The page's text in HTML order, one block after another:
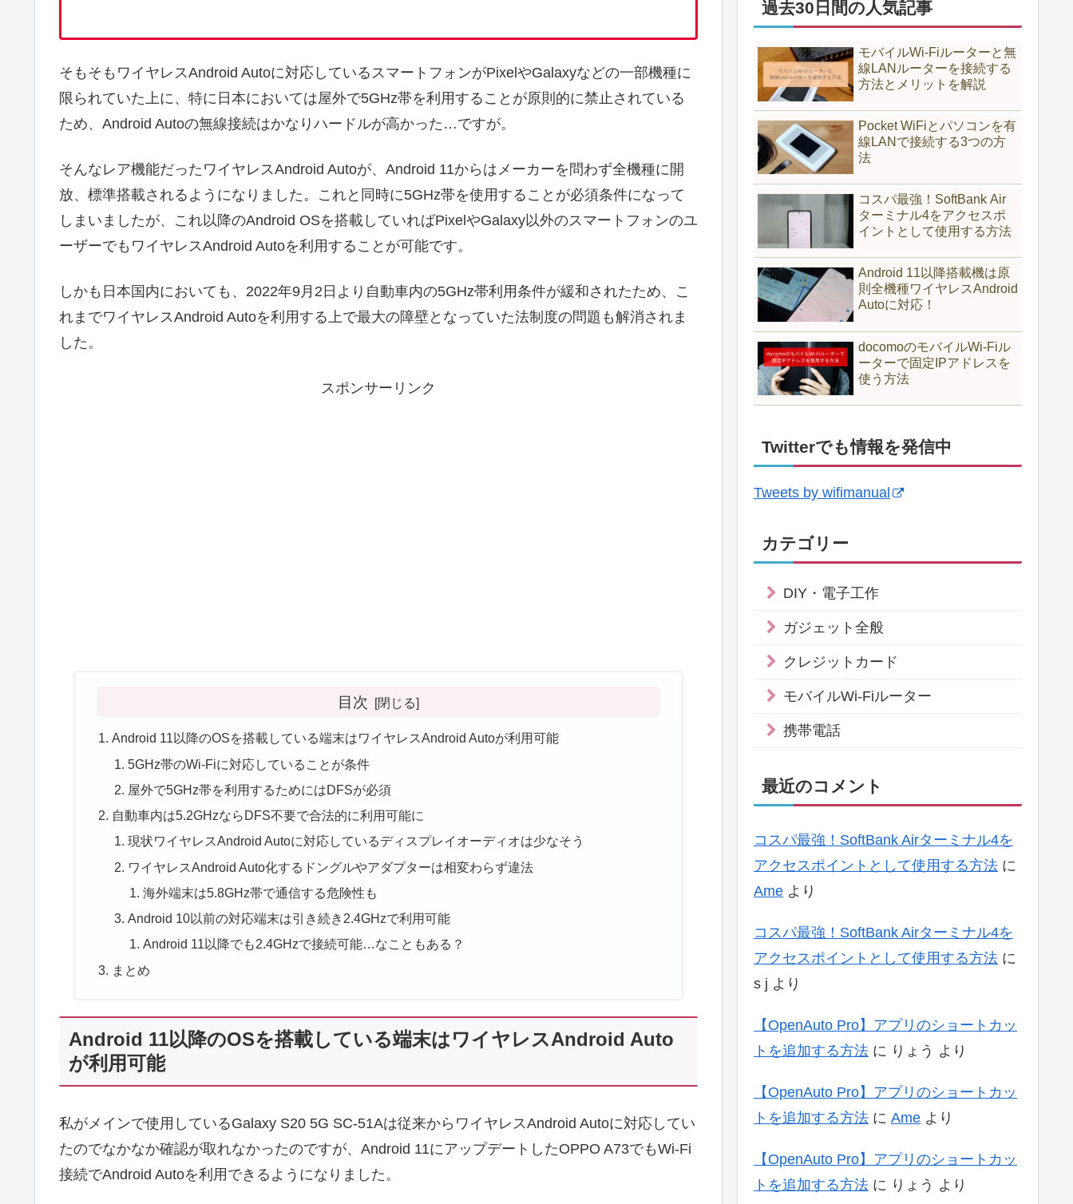
そもそもワイヤレスAndroid Autoに対応しているスマートフォンがPixelやGalaxyなどの一部機種に
限られていた上に、特に日本においては屋外で5GHz帯を利用することが原則的に禁止されている
ため、Android Autoの無線接続はかなりハードルが高かった…ですが。
そんなレア機能だったワイヤレスAndroid Autoが、Android 11からはメーカーを問わず全機種に開
放、標準搭載されるようになりました。これと同時に5GHz帯を使用することが必須条件になって
しまいましたが、これ以降のAndroid OSを搭載していればPixelやGalaxy以外のスマートフォンのユ
ーザーでもワイヤレスAndroid Autoを利用することが可能です。
しかも日本国内においても、2022年9月2日より自動車内の5GHz帯利用条件が緩和されたため、こ
れまでワイヤレスAndroid Autoを利用する上で最大の障壁となっていた法制度の問題も解消されま
した。
スポンサーリンク
目次
Android 11以降のOSを搭載している端末はワイヤレスAndroid Autoが利用可能
5GHz帯のWi-Fiに対応していることが条件
屋外で5GHz帯を利用するためにはDFSが必須
自動車内は5.2GHzならDFS不要で合法的に利用可能に
現状ワイヤレスAndroid Autoに対応しているディスプレイオーディオは少なそう
ワイヤレスAndroid Auto化するドングルやアダプターは相変わらず違法
海外端末は5.8GHz帯で通信する危険性も
Android 10以前の対応端末は引き続き2.4GHzで利用可能
Android 11以降でも2.4GHzで接続可能…なこともある？
まとめ
Android 11以降のOSを搭載している端末はワイヤレスAndroid Auto
が利用可能
私がメインで使用しているGalaxy S20 5G SC-51Aは従来からワイヤレスAndroid Autoに対応してい
たのでなかなか確認が取れなかったのですが、Android 11にアップデートしたOPPO A73でもWi-Fi
接続でAndroid Autoを利用できるようになりました。
過去30日間の人気記事
モバイルWi-Fiルーターと無
線LANルーターを接続する
方法とメリットを解説
Pocket WiFiとパソコンを有
線LANで接続する3つの方
法
コスパ最強！SoftBank Air
ターミナル4をアクセスポ
イントとして使用する方法
Android 11以降搭載機は原
則全機種ワイヤレスAndroid
Autoに対応！
docomoのモバイルWi-Fiル
ーターで固定IPアドレスを
使う方法
Twitterでも情報を発信中
Tweets by wifimanual
カテゴリー
DIY・電子工作
ガジェット全般
クレジットカード
モバイルWi-Fiルーター
携帯電話
最近のコメント
コスパ最強！SoftBank Airターミナル4を
アクセスポイントとして使用する方法 に
Ame より
コスパ最強！SoftBank Airターミナル4を
アクセスポイントとして使用する方法 に
s j より
【OpenAuto Pro】アプリのショートカッ
トを追加する方法 に りょう より
【OpenAuto Pro】アプリのショートカッ
トを追加する方法 に Ame より
【OpenAuto Pro】アプリのショートカッ
トを追加する方法 に りょう より